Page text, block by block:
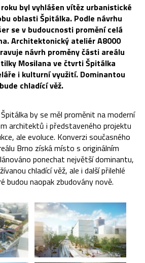
byl vyhlášen vítěz urbanistické
oblasti Špitálka. Podle návrhu
se v budoucnosti promění celá
Architektonický ateliér A8000
návrh proměny části areálu
Mosilana ve čtvrti Špitálka
i kulturní využití. Dominantou
bude chladící věž.
by se měl proměnit na moderní
architektů i představeného projektu
ale evoluce. Konverzi současného
Brno získá místo s originálním
ponechat největší dominantu,
chladící věž, ale i další přilehlé
budou naopak zbudovány nově.